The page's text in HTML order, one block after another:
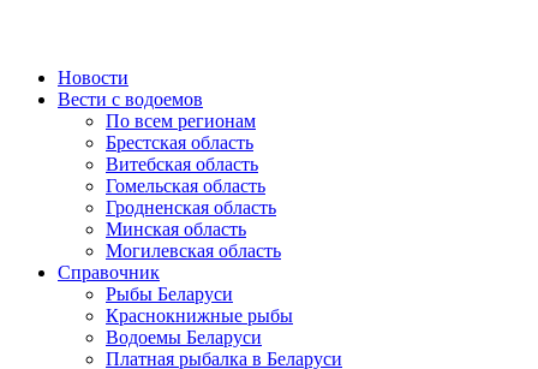
Новости
Вести с водоемов
По всем регионам
Брестская область
Витебская область
Гомельская область
Гродненская область
Минская область
Могилевская область
Справочник
Рыбы Беларуси
Краснокнижные рыбы
Водоемы Беларуси
Платная рыбалка в Беларуси